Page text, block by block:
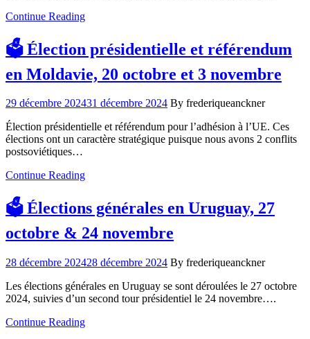
Continue Reading
🗳️ Élection présidentielle et référendum
en Moldavie, 20 octobre et 3 novembre
29 décembre 202431 décembre 2024 By frederiqueanckner
Élection présidentielle et référendum pour l’adhésion à l’UE. Ces
élections ont un caractère stratégique puisque nous avons 2 conflits
postsoviétiques…
Continue Reading
🗳️ Élections générales en Uruguay, 27
octobre & 24 novembre
28 décembre 202428 décembre 2024 By frederiqueanckner
Les élections générales en Uruguay se sont déroulées le 27 octobre
2024, suivies d’un second tour présidentiel le 24 novembre….
Continue Reading